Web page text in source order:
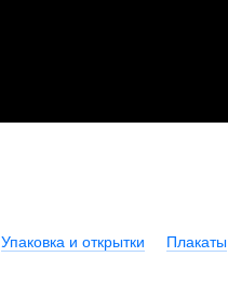
Упаковка и открытки Плакаты